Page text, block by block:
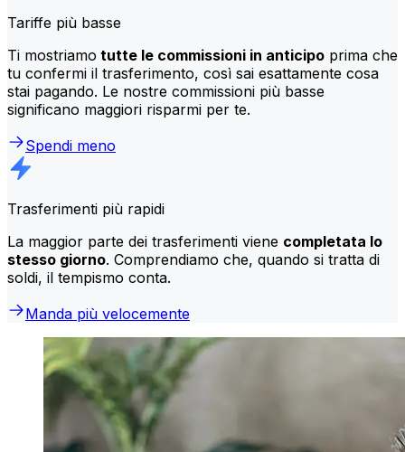
Tariffe più basse
Ti mostriamo tutte le commissioni in anticipo prima che
tu confermi il trasferimento, così sai esattamente cosa
stai pagando. Le nostre commissioni più basse
significano maggiori risparmi per te.
Spendi meno
Trasferimenti più rapidi
La maggior parte dei trasferimenti viene completata lo
stesso giorno. Comprendiamo che, quando si tratta di
soldi, il tempismo conta.
Manda più velocemente